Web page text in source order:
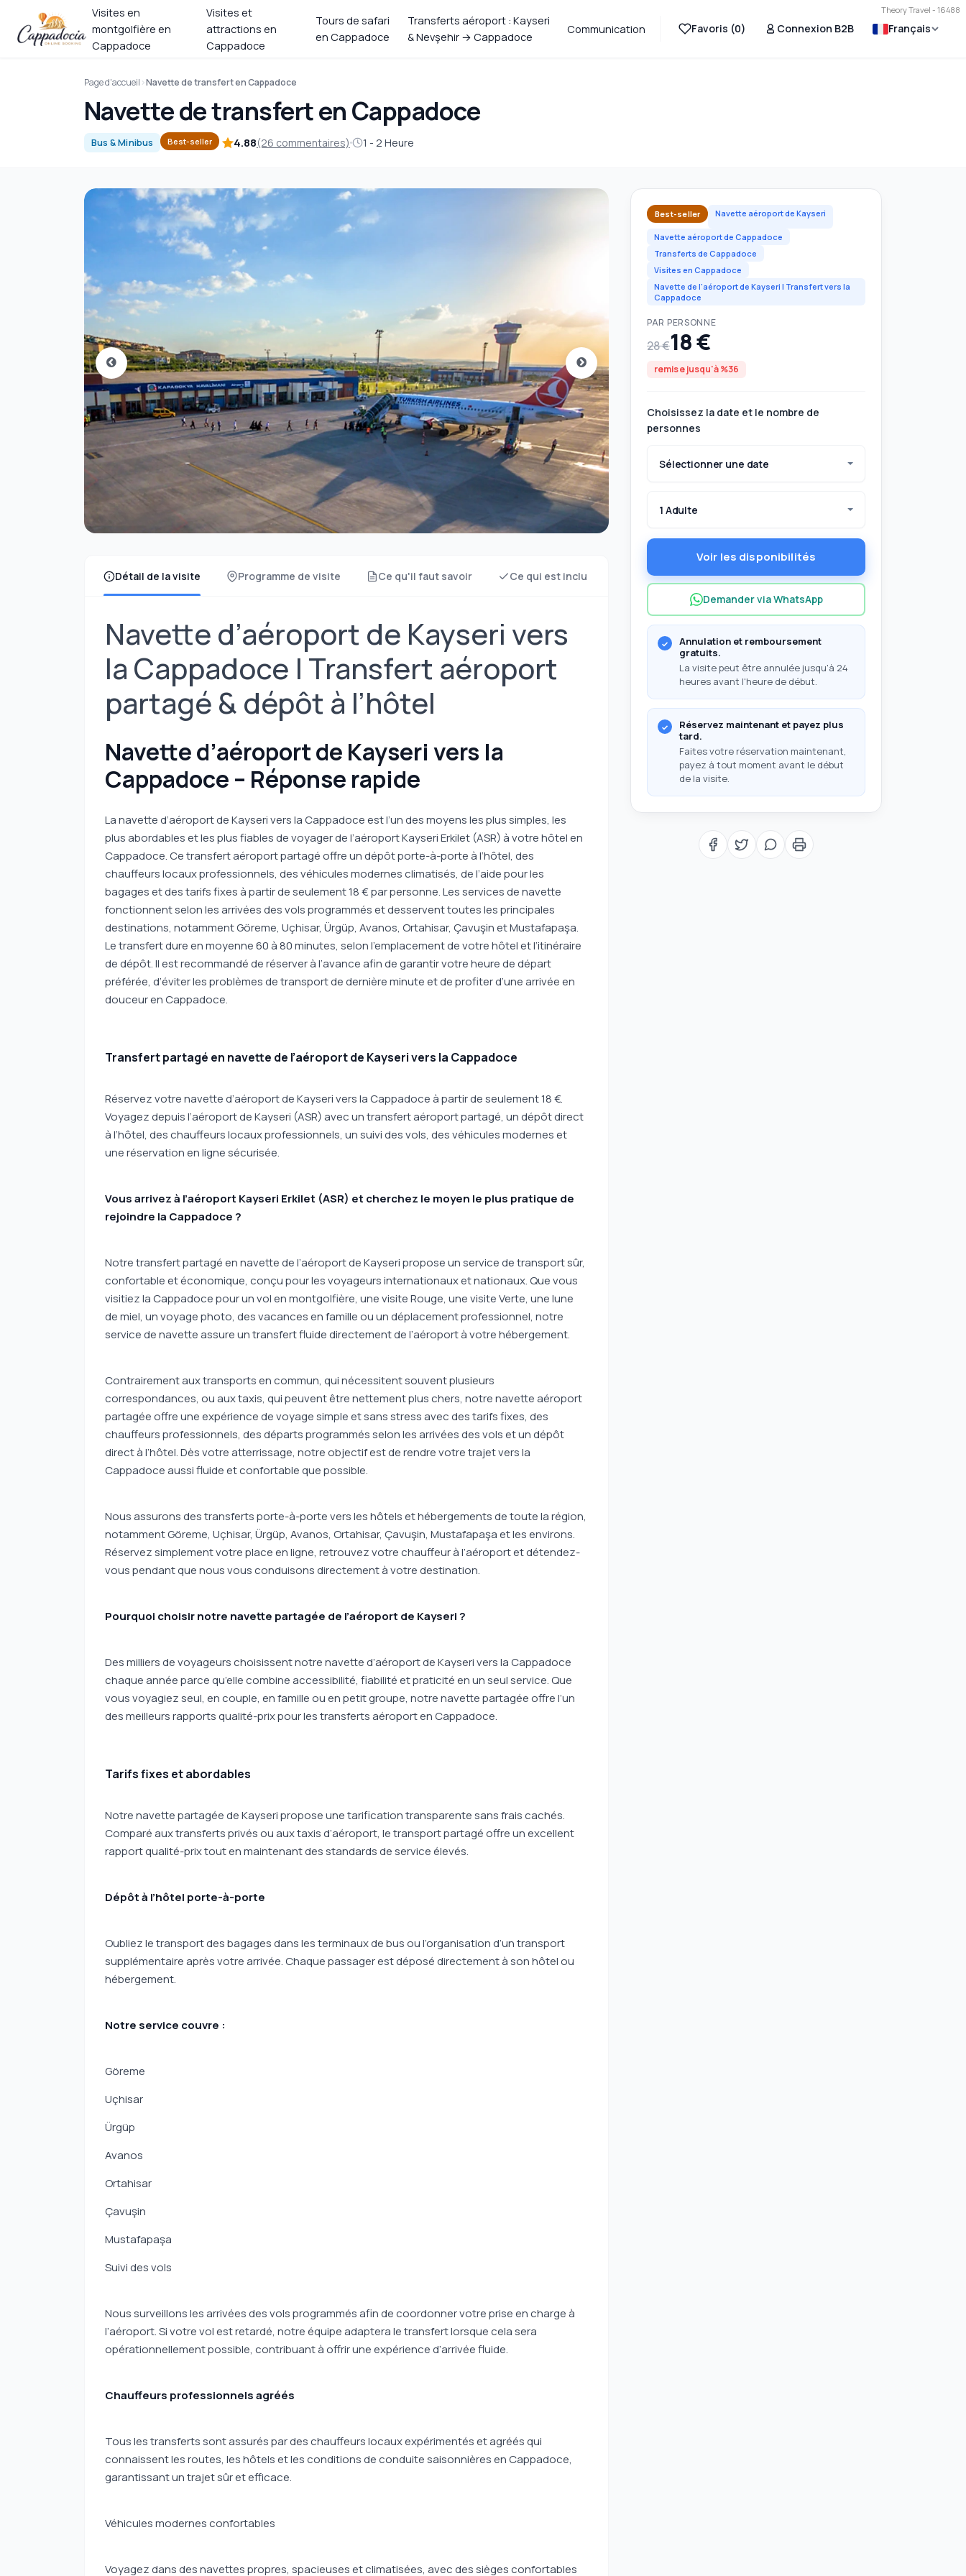
Theory Travel - 16488
Visites en
montgolfière en
Cappadoce
Visites et
attractions en
Cappadoce
Tours de safari
en Cappadoce
Transferts aéroport : Kayseri
& Nevşehir → Cappadoce
Communication Favoris (0) Connexion B2B Français
Page d'accueil Navette de transfert en Cappadoce
Navette de transfert en Cappadoce
Bus & Minibus Best-seller 4.88(26 commentaires) 1 - 2 Heure
Détail de la visite Programme de visite Ce qu'il faut savoir Ce qui est inclu Quoi apporter avec vous?
Navette d’aéroport de Kayseri vers
la Cappadoce | Transfert aéroport
partagé & dépôt à l’hôtel
Navette d’aéroport de Kayseri vers la
Cappadoce – Réponse rapide
La navette d’aéroport de Kayseri vers la Cappadoce est l’un des moyens les plus simples, les
plus abordables et les plus fiables de voyager de l’aéroport Kayseri Erkilet (ASR) à votre hôtel en
Cappadoce. Ce transfert aéroport partagé offre un dépôt porte-à-porte à l’hôtel, des
chauffeurs locaux professionnels, des véhicules modernes climatisés, de l’aide pour les
bagages et des tarifs fixes à partir de seulement 18 € par personne. Les services de navette
fonctionnent selon les arrivées des vols programmés et desservent toutes les principales
destinations, notamment Göreme, Uçhisar, Ürgüp, Avanos, Ortahisar, Çavuşin et Mustafapaşa.
Le transfert dure en moyenne 60 à 80 minutes, selon l’emplacement de votre hôtel et l’itinéraire
de dépôt. Il est recommandé de réserver à l’avance afin de garantir votre heure de départ
préférée, d’éviter les problèmes de transport de dernière minute et de profiter d’une arrivée en
douceur en Cappadoce.
Transfert partagé en navette de l’aéroport de Kayseri vers la Cappadoce
Réservez votre navette d’aéroport de Kayseri vers la Cappadoce à partir de seulement 18 €.
Voyagez depuis l’aéroport de Kayseri (ASR) avec un transfert aéroport partagé, un dépôt direct
à l’hôtel, des chauffeurs locaux professionnels, un suivi des vols, des véhicules modernes et
une réservation en ligne sécurisée.
Vous arrivez à l’aéroport Kayseri Erkilet (ASR) et cherchez le moyen le plus pratique de
rejoindre la Cappadoce ?
Notre transfert partagé en navette de l’aéroport de Kayseri propose un service de transport sûr,
confortable et économique, conçu pour les voyageurs internationaux et nationaux. Que vous
visitiez la Cappadoce pour un vol en montgolfière, une visite Rouge, une visite Verte, une lune
de miel, un voyage photo, des vacances en famille ou un déplacement professionnel, notre
service de navette assure un transfert fluide directement de l’aéroport à votre hébergement.
Contrairement aux transports en commun, qui nécessitent souvent plusieurs
correspondances, ou aux taxis, qui peuvent être nettement plus chers, notre navette aéroport
partagée offre une expérience de voyage simple et sans stress avec des tarifs fixes, des
chauffeurs professionnels, des départs programmés selon les arrivées des vols et un dépôt
direct à l’hôtel. Dès votre atterrissage, notre objectif est de rendre votre trajet vers la
Cappadoce aussi fluide et confortable que possible.
Nous assurons des transferts porte-à-porte vers les hôtels et hébergements de toute la région,
notamment Göreme, Uçhisar, Ürgüp, Avanos, Ortahisar, Çavuşin, Mustafapaşa et les environs.
Réservez simplement votre place en ligne, retrouvez votre chauffeur à l’aéroport et détendez-
vous pendant que nous vous conduisons directement à votre destination.
Pourquoi choisir notre navette partagée de l’aéroport de Kayseri ?
Des milliers de voyageurs choisissent notre navette d’aéroport de Kayseri vers la Cappadoce
chaque année parce qu’elle combine accessibilité, fiabilité et praticité en un seul service. Que
vous voyagiez seul, en couple, en famille ou en petit groupe, notre navette partagée offre l’un
des meilleurs rapports qualité-prix pour les transferts aéroport en Cappadoce.
Tarifs fixes et abordables
Notre navette partagée de Kayseri propose une tarification transparente sans frais cachés.
Comparé aux transferts privés ou aux taxis d’aéroport, le transport partagé offre un excellent
rapport qualité-prix tout en maintenant des standards de service élevés.
Dépôt à l’hôtel porte-à-porte
Oubliez le transport des bagages dans les terminaux de bus ou l’organisation d’un transport
supplémentaire après votre arrivée. Chaque passager est déposé directement à son hôtel ou
hébergement.
Notre service couvre :
Göreme
Uçhisar
Ürgüp
Avanos
Ortahisar
Çavuşin
Mustafapaşa
Suivi des vols
Nous surveillons les arrivées des vols programmés afin de coordonner votre prise en charge à
l’aéroport. Si votre vol est retardé, notre équipe adaptera le transfert lorsque cela sera
opérationnellement possible, contribuant à offrir une expérience d’arrivée fluide.
Chauffeurs professionnels agréés
Tous les transferts sont assurés par des chauffeurs locaux expérimentés et agréés qui
connaissent les routes, les hôtels et les conditions de conduite saisonnières en Cappadoce,
garantissant un trajet sûr et efficace.
Véhicules modernes confortables
Voyagez dans des navettes propres, spacieuses et climatisées, avec des sièges confortables
Best-seller Navette aéroport de Kayseri
Navette aéroport de Cappadoce
Transferts de Cappadoce
Visites en Cappadoce
Navette de l'aéroport de Kayseri | Transfert vers la
Cappadoce
PAR PERSONNE
28 €18 €
remise jusqu'à %36
Choisissez la date et le nombre de
personnes
Sélectionner une date
1 Adulte
Voir les disponibilités
Demander via WhatsApp
Annulation et remboursement
gratuits.
La visite peut être annulée jusqu'à 24
heures avant l'heure de début.
Réservez maintenant et payez plus
tard.
Faites votre réservation maintenant,
payez à tout moment avant le début
de la visite.